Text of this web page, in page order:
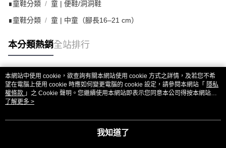
∎童鞋分類 童 | 便鞋/洞洞鞋
∎童鞋分類 童 | 中童（腳長16–21 cm）
本分類熱銷全站排行
熱門標籤
本網站中使用 cookie，欲查詢有關本網站使用 cookie 方式之詳情，及若您不希
望在電腦上使用 cookie 時應如何變更電腦的 cookie 設定，請參閱本網站「 隱私
權條款 」之 Cookie 聲明。您繼續使用本網站即表示您同意本公司得按本網站使
用條款之 Cookie 聲明使用 cookie。
了解更多 >
我知道了